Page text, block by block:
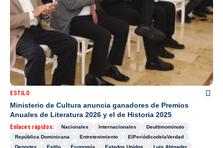
ESTILO
Ministerio de Cultura anuncia ganadores de Premios
Anuales de Literatura 2026 y el de Historia 2025
Enlaces rápidos: Nacionales Internacionales
Deultimominuto
República Dominicana
Entretenimiento
ElPeriódicodelaVerdad
Deportes
Estilo Economía Estados Unidos
Luis Abinader